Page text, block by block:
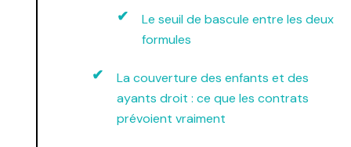
Le seuil de bascule entre les deux
formules
La couverture des enfants et des
ayants droit : ce que les contrats
prévoient vraiment